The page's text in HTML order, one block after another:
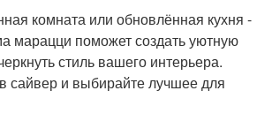
комната или обновлённая кухня -
марацци поможет создать уютную
стиль вашего интерьера.
сайвер и выбирайте лучшее для